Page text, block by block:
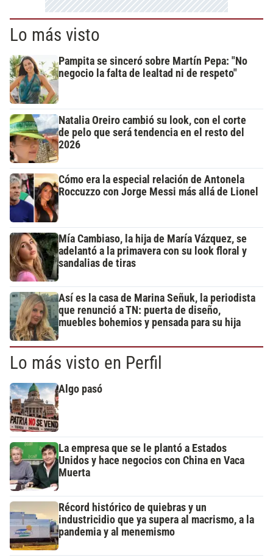
Lo más visto
Pampita se sinceró sobre Martín Pepa: "No
negocio la falta de lealtad ni de respeto"
Natalia Oreiro cambió su look, con el corte
de pelo que será tendencia en el resto del
2026
Cómo era la especial relación de Antonela
Roccuzzo con Jorge Messi más allá de Lionel
Mía Cambiaso, la hija de María Vázquez, se
adelantó a la primavera con su look floral y
sandalias de tiras
Así es la casa de Marina Señuk, la periodista
que renunció a TN: puerta de diseño,
muebles bohemios y pensada para su hija
Lo más visto en Perfil
Algo pasó
La empresa que se le plantó a Estados
Unidos y hace negocios con China en Vaca
Muerta
Récord histórico de quiebras y un
industricidio que ya supera al macrismo, a la
pandemia y al menemismo